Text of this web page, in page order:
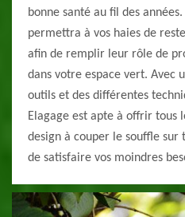
bonne santé au fil des
permettra à vos haies de
afin de remplir leur rôle de
dans votre espace vert. Avec
outils et des différentes
Elagage est apte à offrir tous
design à couper le souffle sur
de satisfaire vos moindres